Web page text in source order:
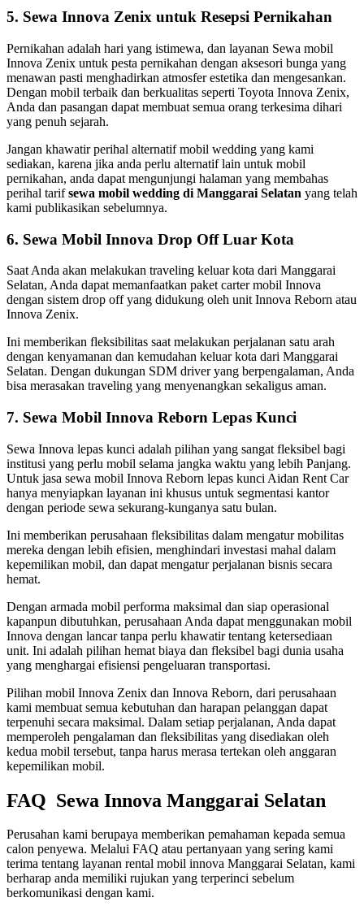
5. Sewa Innova Zenix untuk Resepsi Pernikahan
Pernikahan adalah hari yang istimewa, dan layanan Sewa mobil
Innova Zenix untuk pesta pernikahan dengan aksesori bunga yang
menawan pasti menghadirkan atmosfer estetika dan mengesankan.
Dengan mobil terbaik dan berkualitas seperti Toyota Innova Zenix,
Anda dan pasangan dapat membuat semua orang terkesima dihari
yang penuh sejarah.
Jangan khawatir perihal alternatif mobil wedding yang kami
sediakan, karena jika anda perlu alternatif lain untuk mobil
pernikahan, anda dapat mengunjungi halaman yang membahas
perihal tarifsewa mobil wedding di Manggarai Selatan yang telah
kami publikasikan sebelumnya.
6. Sewa Mobil Innova Drop Off Luar Kota
Saat Anda akan melakukan traveling keluar kota dari Manggarai
Selatan, Anda dapat memanfaatkan paket carter mobil Innova
dengan sistem drop off yang didukung oleh unit Innova Reborn atau
Innova Zenix.
Ini memberikan fleksibilitas saat melakukan perjalanan satu arah
dengan kenyamanan dan kemudahan keluar kota dari Manggarai
Selatan. Dengan dukungan SDM driver yang berpengalaman, Anda
bisa merasakan traveling yang menyenangkan sekaligus aman.
7. Sewa Mobil Innova Reborn Lepas Kunci
Sewa Innova lepas kunci adalah pilihan yang sangat fleksibel bagi
institusi yang perlu mobil selama jangka waktu yang lebih Panjang.
Untuk jasa sewa mobil Innova Reborn lepas kunci Aidan Rent Car
hanya menyiapkan layanan ini khusus untuk segmentasi kantor
dengan periode sewa sekurang-kunganya satu bulan.
Ini memberikan perusahaan fleksibilitas dalam mengatur mobilitas
mereka dengan lebih efisien, menghindari investasi mahal dalam
kepemilikan mobil, dan dapat mengatur perjalanan bisnis secara
hemat.
Dengan armada mobil performa maksimal dan siap operasional
kapanpun dibutuhkan, perusahaan Anda dapat menggunakan mobil
Innova dengan lancar tanpa perlu khawatir tentang ketersediaan
unit. Ini adalah pilihan hemat biaya dan fleksibel bagi dunia usaha
yang menghargai efisiensi pengeluaran transportasi.
Pilihan mobil Innova Zenix dan Innova Reborn, dari perusahaan
kami membuat semua kebutuhan dan harapan pelanggan dapat
terpenuhi secara maksimal. Dalam setiap perjalanan, Anda dapat
memperoleh pengalaman dan fleksibilitas yang disediakan oleh
kedua mobil tersebut, tanpa harus merasa tertekan oleh anggaran
kepemilikan mobil.
FAQ Sewa Innova Manggarai Selatan
Perusahan kami berupaya memberikan pemahaman kepada semua
calon penyewa. Melalui FAQ atau pertanyaan yang sering kami
terima tentang layanan rental mobil innova Manggarai Selatan, kami
berharap anda memiliki rujukan yang terperinci sebelum
berkomunikasi dengan kami.